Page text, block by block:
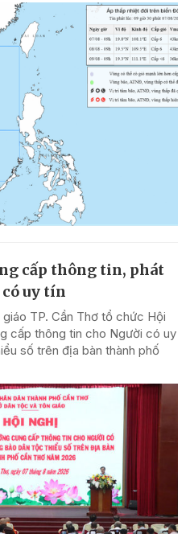
cấp thông tin, phát
uy tín
TP. Cần Thơ tổ chức Hội
cấp thông tin cho Người có uy
số trên địa bàn thành phố